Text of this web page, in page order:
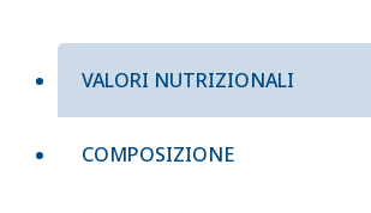
VALORI NUTRIZIONALI
COMPOSIZIONE